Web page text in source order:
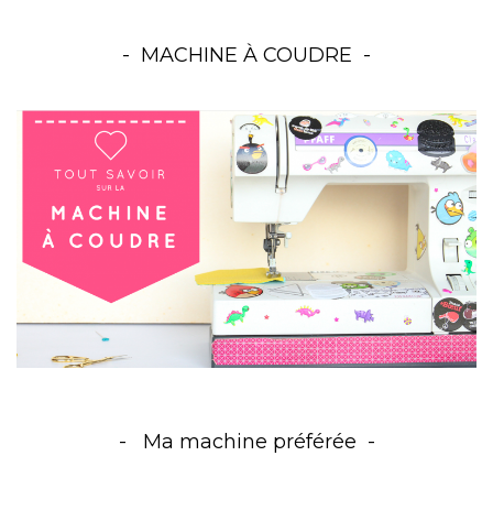
MACHINE À COUDRE
Ma machine préférée